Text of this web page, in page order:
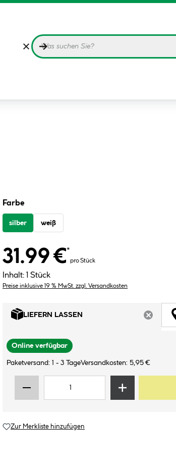
Farbe
silber weiß
31.99 €*
pro Stück
Inhalt: 1 Stück
Preise inklusive 19 % MwSt. zzgl. Versandkosten
LIEFERN LASSEN
Online verfügbar
Paketversand: 1 - 3 TageVersandkosten: 5,95 €
Zur Merkliste hinzufügen